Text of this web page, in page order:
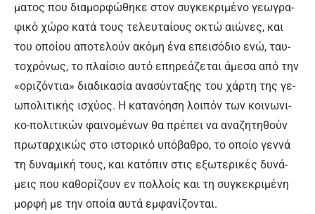
μα­τος που δια­μορ­φώ­θη­κε στον συ­γκε­κρι­μέ­νο γε­ω­γρα­
φι­κό χώ­ρο κα­τά τους τε­λευ­ταί­ους ο­κτώ αιώ­νες, και
του ο­ποί­ου α­πο­τε­λούν α­κό­μη έ­να ε­πει­σό­διο ε­νώ, ταυ­
το­χρό­νως, το πλαί­σιο αυ­τό ε­πη­ρε­ά­ζε­ται ά­με­σα α­πό την
«ο­ρι­ζό­ντια» δια­δι­κα­σί­α α­να­σύ­ντα­ξης του χάρ­τη της γε­
ω­πο­λι­τι­κής ι­σχύ­ος. Η κα­τα­νό­η­ση λοι­πόν των κοι­νω­νι­
κο-πο­λι­τι­κών φαι­νο­μέ­νων θα πρέ­πει να α­να­ζη­τη­θούν
πρω­ταρ­χι­κώς στο ι­στο­ρι­κό υ­πό­βα­θρο, το ο­ποί­ο γεν­νά
τη δυ­να­μι­κή τους, και κα­τό­πιν στις ε­ξω­τε­ρι­κές δυ­νά­
μεις που κα­θο­ρί­ζουν εν πολ­λοίς και τη συ­γκε­κρι­μέ­νη
μορ­φή με την ο­ποί­α αυ­τά εμ­φα­νί­ζο­νται.